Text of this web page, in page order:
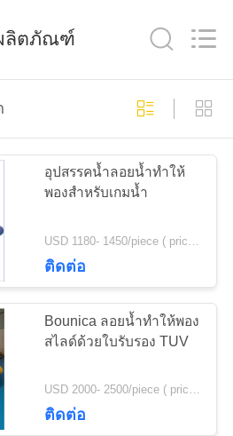
Water
ำทำให้พอง
58
ลิตภัณฑ์
อุปสรรคน้ำลอยน้ำทำให้
พองสำหรับเกมน้ำ
USD 1180- 1450/piece ( price just for reference, detailed prices need to be confirmed) MOQ:1PC
ติดต่อ
Bounica ลอยน้ำทำให้พอง
สไลด์ด้วยใบรับรอง TUV
USD 2000- 2500/piece ( price just for reference, detailed prices need to be confirmed) MOQ:1PC
ติดต่อ